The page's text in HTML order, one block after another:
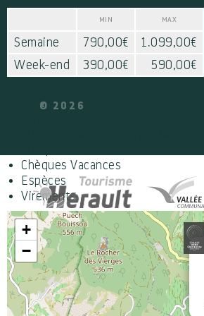
MIN MAX
Semaine 790,00€
1.099,00€
Week-end
390,00€ 590,00€
Chèques Vacances
Espèces
Virements
+
−
© 2026